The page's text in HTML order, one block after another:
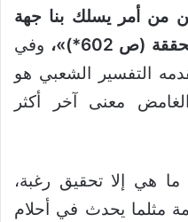
من أمر يسلك بنا جهة
(ص 602*)»،
وفي
التفسير الشعبي هو
معنى آخر أكثر
ما هي إلا تحقيق رغبة،
مثلما يحدث في أحلام